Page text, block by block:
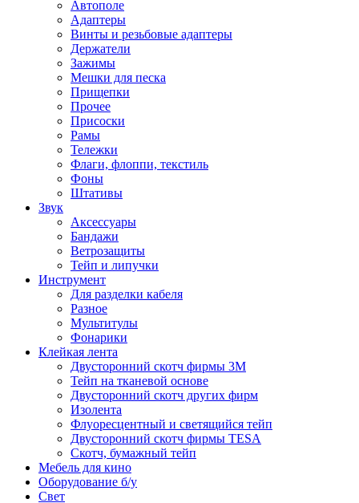
Автополе
Адаптеры
Винты и резьбовые адаптеры
Держатели
Зажимы
Мешки для песка
Прищепки
Прочее
Присоски
Рамы
Тележки
Флаги, флоппи, текстиль
Фоны
Штативы
Звук
Аксессуары
Бандажи
Ветрозащиты
Тейп и липучки
Инструмент
Для разделки кабеля
Разное
Мультитулы
Фонарики
Клейкая лента
Двусторонний скотч фирмы 3M
Тейп на тканевой основе
Двусторонний скотч других фирм
Изолента
Флуоресцентный и светящийся тейп
Двусторонний скотч фирмы TESA
Скотч, бумажный тейп
Мебель для кино
Оборудование б/у
Свет